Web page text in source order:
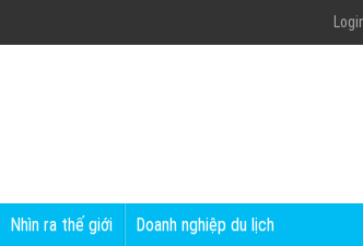
Nhìn ra thế giới Doanh nghiệp du lịch